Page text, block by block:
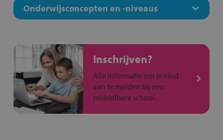
Onderwijsconcepten en -niveaus
Inschrijven?
Alle informatie om je kind
aan te melden bij een
middelbare school.